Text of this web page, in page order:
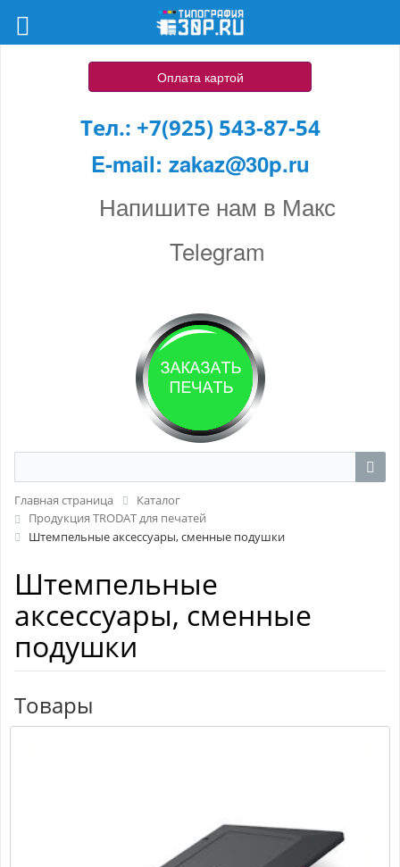
Оплата картой
Тел.: +7(925) 543-87-54
E-mail: zakaz@30p.ru
Напишите нам в Макс
Telegram
Главная страница
Каталог
Продукция TRODAT для печатей
Штемпельные аксессуары, сменные подушки
Штемпельные
аксессуары, сменные
подушки
Товары